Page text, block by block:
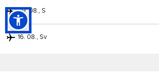
29. 08., S
16. 08., Sv